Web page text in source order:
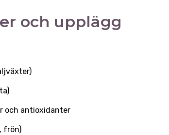
och upplägg
och antioxidanter
frön)